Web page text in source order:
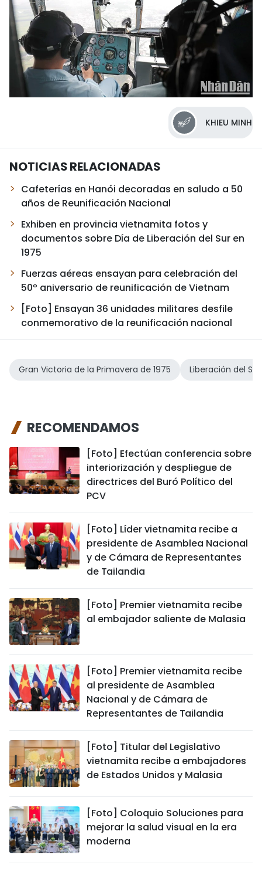
KHIEU MINH
NOTICIAS RELACIONADAS
Cafeterías en Hanói decoradas en saludo a 50
años de Reunificación Nacional
Exhiben en provincia vietnamita fotos y
documentos sobre Día de Liberación del Sur en
1975
Fuerzas aéreas ensayan para celebración del
50º aniversario de reunificación de Vietnam
[Foto] Ensayan 36 unidades militares desfile
conmemorativo de la reunificación nacional
Gran Victoria de la Primavera de 1975 Liberación del
RECOMENDAMOS
[Foto] Efectúan conferencia sobre
interiorización y despliegue de
directrices del Buró Político del
PCV
[Foto] Líder vietnamita recibe a
presidente de Asamblea Nacional
y de Cámara de Representantes
de Tailandia
[Foto] Premier vietnamita recibe
al embajador saliente de Malasia
[Foto] Premier vietnamita recibe
al presidente de Asamblea
Nacional y de Cámara de
Representantes de Tailandia
[Foto] Titular del Legislativo
vietnamita recibe a embajadores
de Estados Unidos y Malasia
[Foto] Coloquio Soluciones para
mejorar la salud visual en la era
moderna